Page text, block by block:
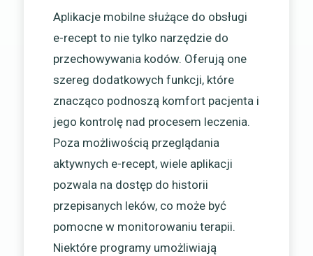
Aplikacje mobilne służące do obsługi
e-recept to nie tylko narzędzie do
przechowywania kodów. Oferują one
szereg dodatkowych funkcji, które
znacząco podnoszą komfort pacjenta i
jego kontrolę nad procesem leczenia.
Poza możliwością przeglądania
aktywnych e-recept, wiele aplikacji
pozwala na dostęp do historii
przepisanych leków, co może być
pomocne w monitorowaniu terapii.
Niektóre programy umożliwiają